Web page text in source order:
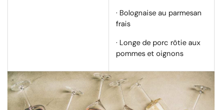
· Bolognaise au parmesan
frais
· Longe de porc rôtie aux
pommes et oignons